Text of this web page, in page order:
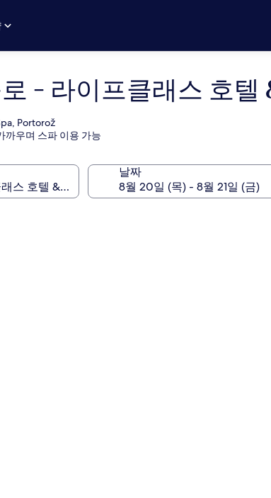
- 라이프클래스 호텔
Portorož
까우며 스파 이용 가능
날짜